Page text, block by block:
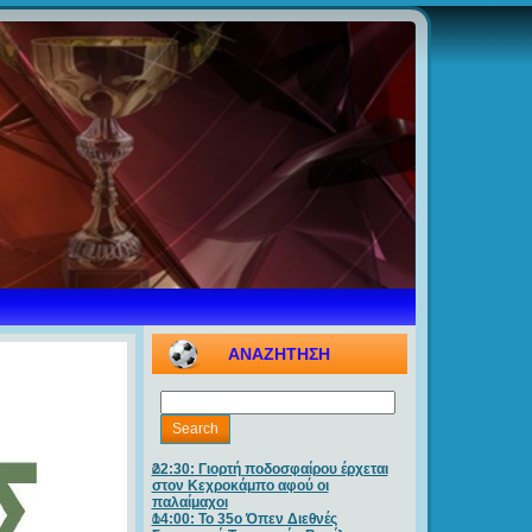
ΑΝΑΖΗΤΗΣΗ
22:30: Γιορτή ποδοσφαίρου έρχεται
στον Κεχροκάμπο αφού οι
παλαίμαχοι
14:00: Το 35ο Όπεν Διεθνές